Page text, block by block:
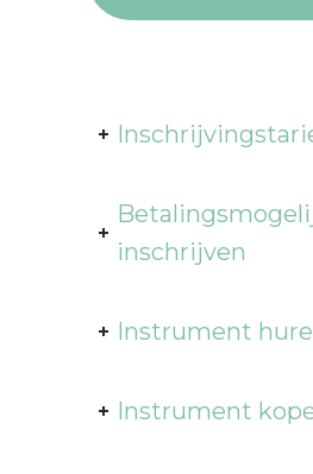
inschrijven
Instrument
Instrument